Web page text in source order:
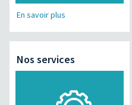
En savoir plus
Nos services